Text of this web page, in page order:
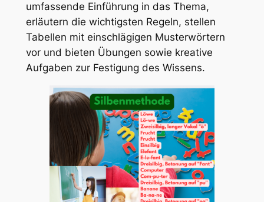
umfassende Einführung in das Thema,
erläutern die wichtigsten Regeln, stellen
Tabellen mit einschlägigen Musterwörtern
vor und bieten Übungen sowie kreative
Aufgaben zur Festigung des Wissens.